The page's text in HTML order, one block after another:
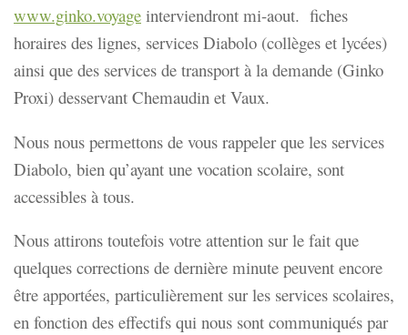
www.ginko.voyage interviendront mi-aout. fiches
horaires des lignes, services Diabolo (collèges et lycées)
ainsi que des services de transport à la demande (Ginko
Proxi) desservant Chemaudin et Vaux.
Nous nous permettons de vous rappeler que les services
Diabolo, bien qu’ayant une vocation scolaire, sont
accessibles à tous.
Nous attirons toutefois votre attention sur le fait que
quelques corrections de dernière minute peuvent encore
être apportées, particulièrement sur les services scolaires,
en fonction des effectifs qui nous sont communiqués par